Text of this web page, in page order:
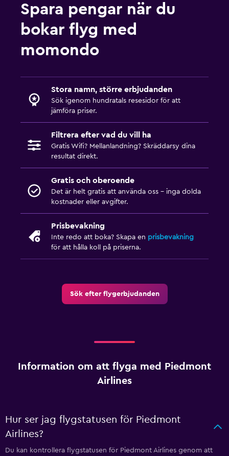
Spara pengar när du
bokar flyg med
momondo
Stora namn, större erbjudanden
Sök igenom hundratals resesidor för att
jämföra priser.
Filtrera efter vad du vill ha
Gratis Wifi? Mellanlandning? Skräddarsy dina
resultat direkt.
Gratis och oberoende
Det är helt gratis att använda oss – inga dolda
kostnader eller avgifter.
Prisbevakning
Inte redo att boka? Skapa en prisbevakning
för att hålla koll på priserna.
Sök efter flygerbjudanden
Information om att flyga med Piedmont
Airlines
Hur ser jag flygstatusen för Piedmont
Airlines?
Du kan kontrollera flygstatusen för Piedmont Airlines genom att